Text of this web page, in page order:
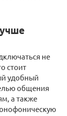
не
стоит
удобный
общения
а также